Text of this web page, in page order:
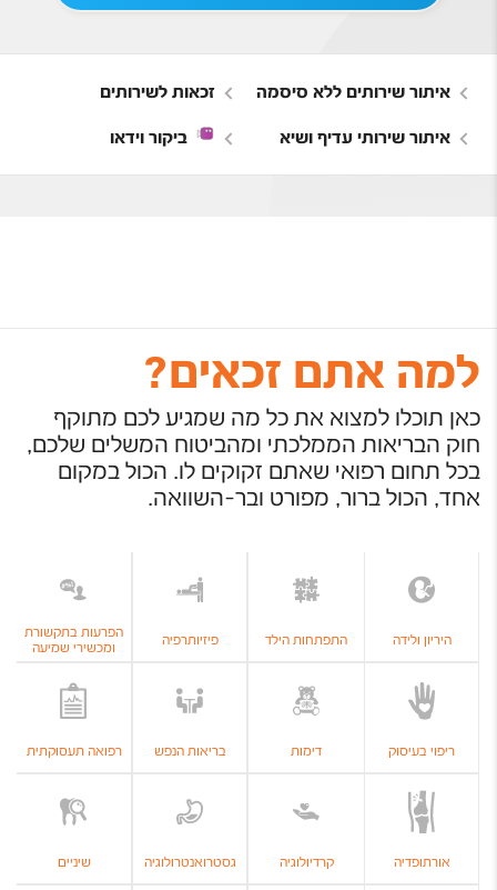
איתור שירותים ללא סיסמה זכאות לשירותים
איתור שירותי עדיף ושיא ביקור וידאו
למה אתם זכאים?
כאן תוכלו למצוא את כל מה שמגיע לכם מתוקף
חוק הבריאות הממלכתי ומהביטוח המשלים שלכם,
בכל תחום רפואי שאתם זקוקים לו. הכול במקום
אחד, הכול ברור, מפורט ובר-השוואה.
היריון ולידה התפתחות הילד פיזיותרפיה
הפרעות בתקשורת
ומכשירי שמיעה
ריפוי בעיסוק דימות בריאות הנפש רפואה תעסוקתית
אורתופדיה קרדיולוגיה גסטרואנטרולוגיה שיניים